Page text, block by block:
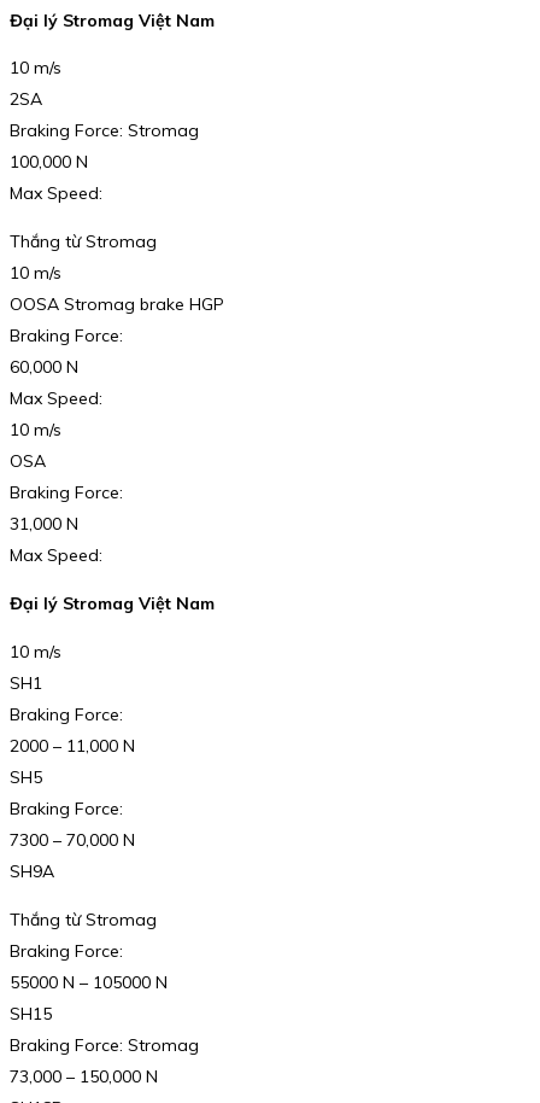
Đại lý Stromag Việt Nam
10 m/s
2SA
Braking Force: Stromag
100,000 N
Max Speed:
Thắng từ Stromag
10 m/s
OOSA Stromag brake HGP
Braking Force:
60,000 N
Max Speed:
10 m/s
OSA
Braking Force:
31,000 N
Max Speed:
Đại lý Stromag Việt Nam
10 m/s
SH1
Braking Force:
2000 – 11,000 N
SH5
Braking Force:
7300 – 70,000 N
SH9A
Thắng từ Stromag
Braking Force:
55000 N – 105000 N
SH15
Braking Force: Stromag
73,000 – 150,000 N